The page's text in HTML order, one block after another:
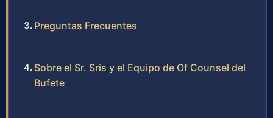
Preguntas Frecuentes
Sobre el Sr. Sris y el Equipo de Of Counsel del
Bufete